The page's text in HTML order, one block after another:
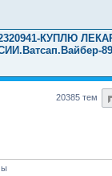
КУПЛЮ
20385 тем